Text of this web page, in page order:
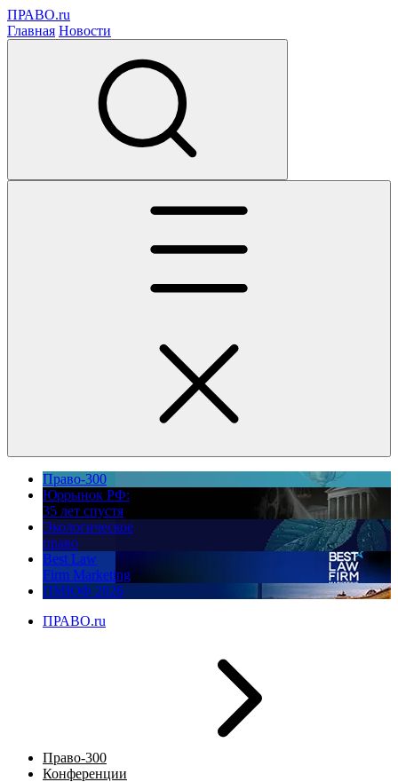
ПРАВО.ru
Главная Новости
Право-300
Юррынок РФ:
35 лет спустя
Экологическое
право
Best Law
Firm Marketing
ПМЮФ 2026
ПРАВО.ru
Право-300
Конференции